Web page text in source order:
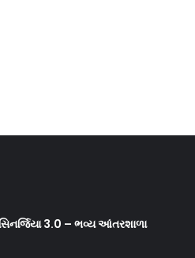
3.0 – ભવ્ય આંતરશાળા